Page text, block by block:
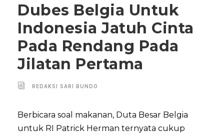
Dubes Belgia Untuk
Indonesia Jatuh Cinta
Pada Rendang Pada
Jilatan Pertama
REDAKSI SARI BUNDO
Berbicara soal makanan, Duta Besar Belgia
untuk RI Patrick Herman ternyata cukup